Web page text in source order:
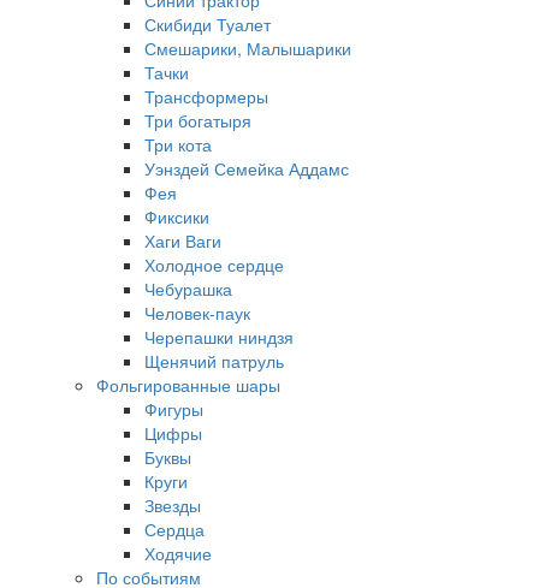
Скибиди Туалет
Смешарики, Малышарики
Тачки
Трансформеры
Три богатыря
Три кота
Уэнздей Семейка Аддамс
Фея
Фиксики
Хаги Ваги
Холодное сердце
Чебурашка
Человек-паук
Черепашки ниндзя
Щенячий патруль
Фольгированные шары
Фигуры
Цифры
Буквы
Круги
Звезды
Сердца
Ходячие
По событиям